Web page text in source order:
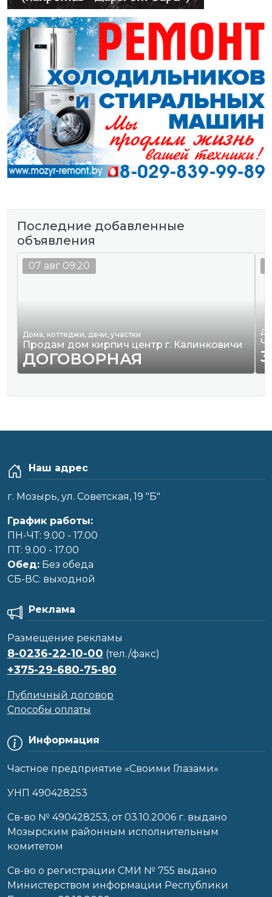
Последние добавленные
объявления
Дома, коттеджи, дачи, участки
Продам дом кирпич центр г. Калинковичи
ДОГОВОРНАЯ
07 авг 09:20
Наш адрес
г. Мозырь, ул. Советская, 19 "Б"
График работы:
ПН-ЧТ: 9.00 - 17.00
ПТ: 9.00 - 17.00
Обед: Без обеда
CБ-ВС: выходной
Информация
Частное предприятие «Своими Глазами»
УНП 490428253
Cв-во № 490428253, от 03.10.2006 г. выдано
Мозырским районным исполнительным
комитетом
Св-во о регистрации СМИ № 755 выдано
Министерством информации Республики
Реклама
Размещение рекламы
8-0236-22-10-00 (тел./факс)
+375-29-680-75-80
Публичный договор
Способы оплаты